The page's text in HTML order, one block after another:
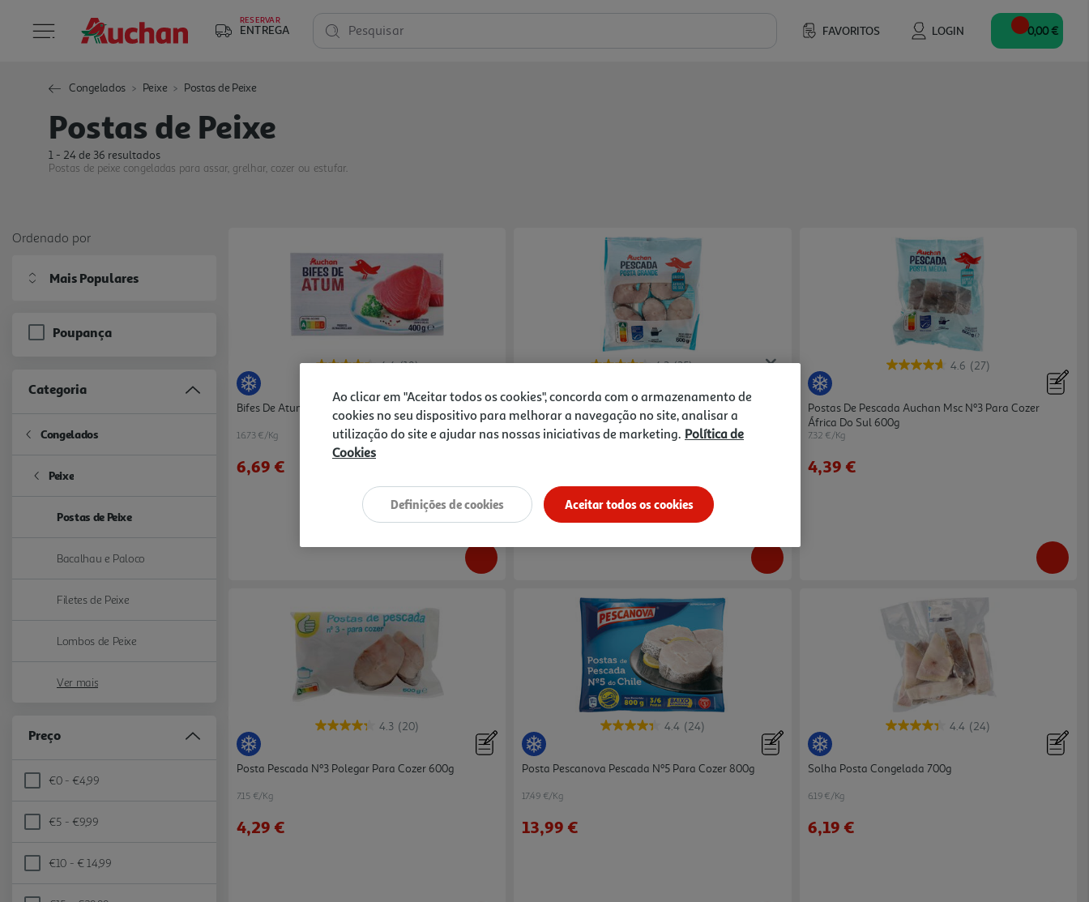
RESERVAR
ENTREGA FAVORITOS LOGIN
Pesquisar 0,00 €
Congelados Peixe Postas de Peixe
Postas de Peixe
1 - 24 de 36 resultados
Postas de peixe congeladas para assar, grelhar, cozer ou estufar.
Ordenado por
Mais Populares
Poupança
Categoria
Congelados
Refine by Categoria: Congelados
Peixe
Refine by Categoria: Peixe
Postas de Peixe
selected Currently Refined by Categoria: Postas de Peixe
Bacalhau e Paloco
Refine by Categoria: Bacalhau e Paloco
Filetes de Peixe
Refine by Categoria: Filetes de Peixe
Lombos de Peixe
Refine by Categoria: Lombos de Peixe
Ver mais
Preço
€0 - €4,99
Refine by Preço: €0 - €4,99
€5 - €9,99
Refine by Preço: €5 - €9,99
€10 - € 14,99
Refine by Preço: €10 - € 14,99
4.4 (18)
Bifes De Atum Auchan Ultracongelados 400g
16.73 €/Kg
6,69 €
4.3 (35)
Posta De Pescada Auchan Msc Nº5 Para Cozer África
Do Sul 600g
9.98 €/Kg
4.6 (27)
Postas De Pescada Auchan Msc Nº3 Para Cozer
África Do Sul 600g
7.32 €/Kg
4,39 €
4.3 (20)
Posta Pescada Nº3 Polegar Para Cozer 600g
7.15 €/Kg
4,29 €
4.4 (24)
Posta Pescanova Pescada Nº5 Para Cozer 800g
17.49 €/Kg
13,99 €
4.4 (24)
Solha Posta Congelada 700g
6.19 €/Kg
6,19 €
Ao clicar em "Aceitar todos os cookies", concorda com o armazenamento de
cookies no seu dispositivo para melhorar a navegação no site, analisar a
utilização do site e ajudar nas nossas iniciativas de marketing. Política de
Cookies
Aceitar todos os cookies
Definições de cookies